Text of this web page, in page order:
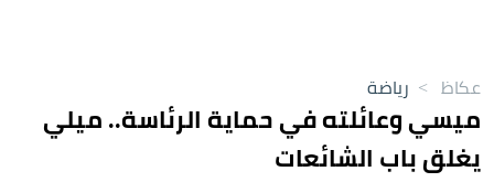
عكاظ > رياضة
ميسي وعائلته في حماية الرئاسة.. ميلي
يغلق باب الشائعات